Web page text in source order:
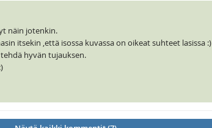
näin jotenkin.
itsekin ,että isossa kuvassa on oikeat suhteet lasissa :)
hyvän tujauksen.